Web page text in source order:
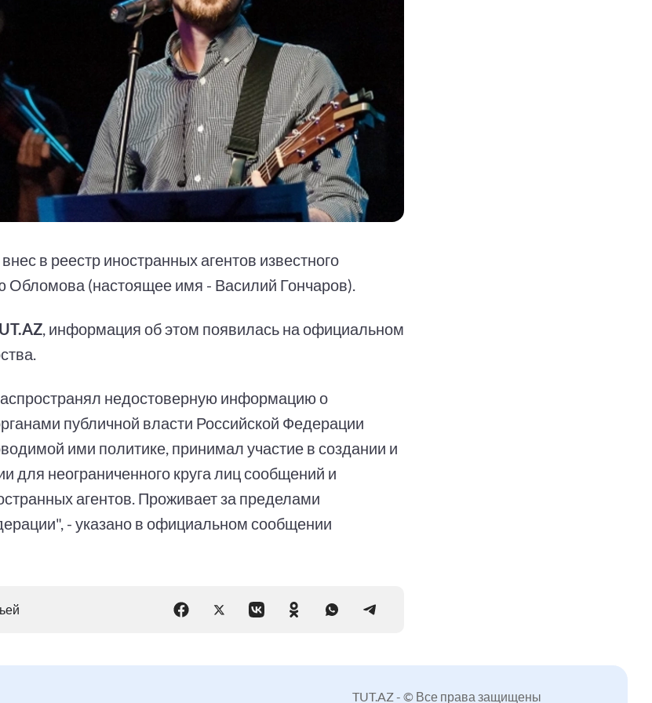
в реестр иностранных агентов известного
Обломова (настоящее имя - Василий Гончаров).
, информация об этом появилась на официальном
недостоверную информацию о
публичной власти Российской Федерации
ими политике, принимал участие в создании и
для неограниченного круга лиц сообщений и
агентов. Проживает за пределами
- указано в официальном сообщении
TUT.AZ - © Все права защищены